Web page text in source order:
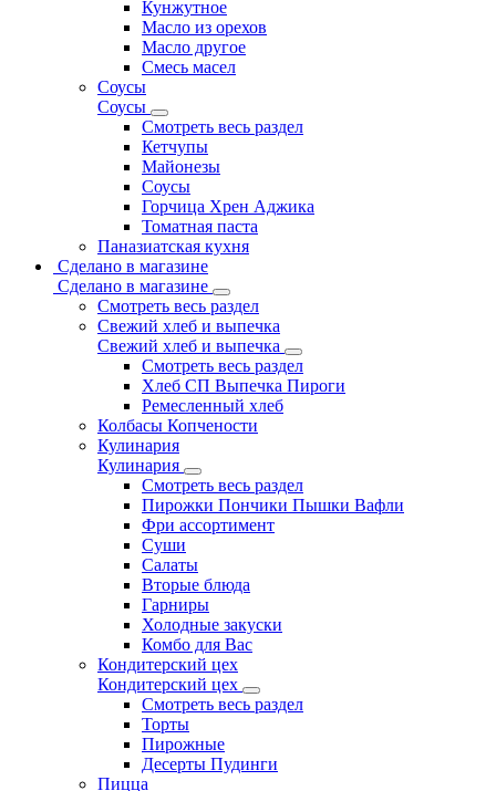
Кунжутное
Масло из орехов
Масло другое
Смесь масел
Соусы
Соусы
Смотреть весь раздел
Кетчупы
Майонезы
Соусы
Горчица Хрен Аджика
Томатная паста
Паназиатская кухня
Сделано в магазине
Сделано в магазине
Смотреть весь раздел
Свежий хлеб и выпечка
Свежий хлеб и выпечка
Смотреть весь раздел
Хлеб СП Выпечка Пироги
Ремесленный хлеб
Колбасы Копчености
Кулинария
Кулинария
Смотреть весь раздел
Пирожки Пончики Пышки Вафли
Фри ассортимент
Суши
Салаты
Вторые блюда
Гарниры
Холодные закуски
Комбо для Вас
Кондитерский цех
Кондитерский цех
Смотреть весь раздел
Торты
Пирожные
Десерты Пудинги
Пицца